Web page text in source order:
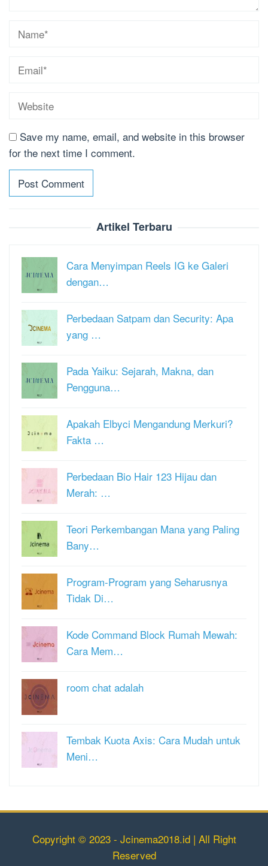
Save my name, email, and website in this browser
for the next time I comment.
Artikel Terbaru
Cara Menyimpan Reels IG ke Galeri
dengan…
Perbedaan Satpam dan Security: Apa
yang …
Pada Yaiku: Sejarah, Makna, dan
Pengguna…
Apakah Elbyci Mengandung Merkuri?
Fakta …
Perbedaan Bio Hair 123 Hijau dan
Merah: …
Teori Perkembangan Mana yang Paling
Bany…
Program-Program yang Seharusnya
Tidak Di…
Kode Command Block Rumah Mewah:
Cara Mem…
room chat adalah
Tembak Kuota Axis: Cara Mudah untuk
Meni…
Copyright © 2023 - Jcinema2018.id | All Right
Reserved